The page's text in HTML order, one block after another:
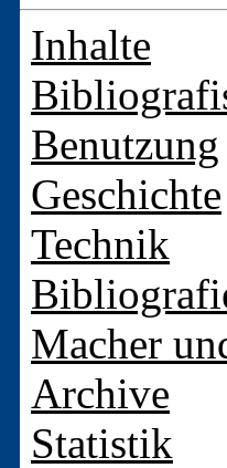
Inhalte
Benutzung
Geschichte
Technik
Macher
Archive
Statistik